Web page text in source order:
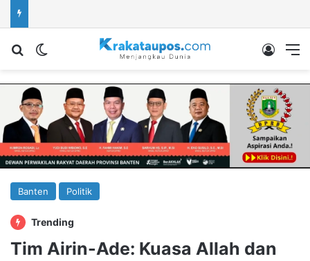
Cari berita...Switch skin Log In
Banten Politik
Trending
Tim Airin-Ade: Kuasa Allah dan